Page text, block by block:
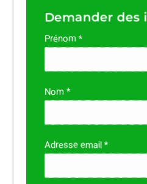
Demander des
Prénom *
Nom *
Adresse email *